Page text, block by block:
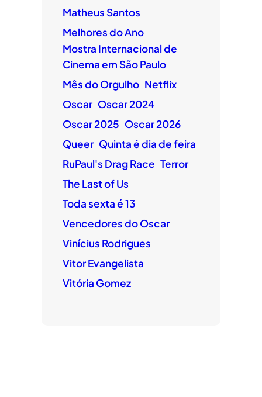
Matheus Santos
Melhores do Ano
Mostra Internacional de
Cinema em São Paulo
Mês do Orgulho Netflix
Oscar Oscar 2024
Oscar 2025 Oscar 2026
Queer Quinta é dia de feira
RuPaul's Drag Race Terror
The Last of Us
Toda sexta é 13
Vencedores do Oscar
Vinícius Rodrigues
Vitor Evangelista
Vitória Gomez